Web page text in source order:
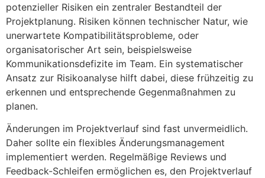
potenzieller Risiken ein zentraler Bestandteil der
Projektplanung. Risiken können technischer Natur, wie
unerwartete Kompatibilitätsprobleme, oder
organisatorischer Art sein, beispielsweise
Kommunikationsdefizite im Team. Ein systematischer
Ansatz zur Risikoanalyse hilft dabei, diese frühzeitig zu
erkennen und entsprechende Gegenmaßnahmen zu
planen.
Änderungen im Projektverlauf sind fast unvermeidlich.
Daher sollte ein flexibles Änderungsmanagement
implementiert werden. Regelmäßige Reviews und
Feedback-Schleifen ermöglichen es, den Projektverlauf